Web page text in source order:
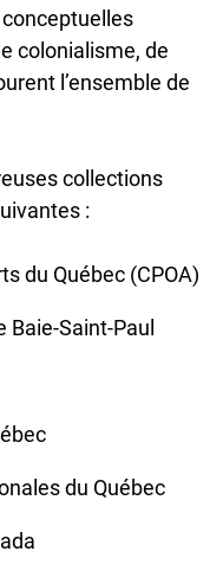
colonialisme, de
l’ensemble de
collections
:
du Québec (CPOA)
Baie-Saint-Paul
du Québec